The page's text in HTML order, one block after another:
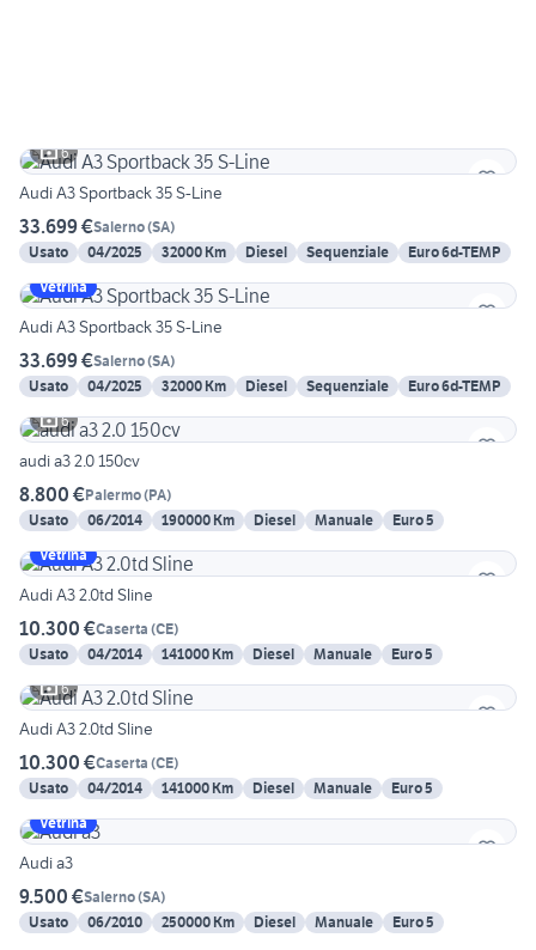
6
Audi A3 Sportback 35 S-Line
33.699 €Salerno(SA)
Usato
04/2025 32000 Km Diesel Sequenziale
Euro 6d-TEMP
Vetrina
Audi A3 Sportback 35 S-Line
33.699 €Salerno(SA)
Usato
04/2025 32000 Km Diesel Sequenziale
Euro 6d-TEMP
6
audi a3 2.0 150cv
8.800 €Palermo(PA)
Usato
06/2014 190000 Km Diesel Manuale
Euro 5
Vetrina
Audi A3 2.0td Sline
10.300 €Caserta (CE)
Usato
04/2014 141000 Km Diesel Manuale
Euro 5
6
Audi A3 2.0td Sline
10.300 €Caserta (CE)
Usato
04/2014 141000 Km Diesel Manuale
Euro 5
Vetrina
Audi a3
9.500 €Salerno(SA)
Usato
06/2010 250000 Km Diesel Manuale Euro 5